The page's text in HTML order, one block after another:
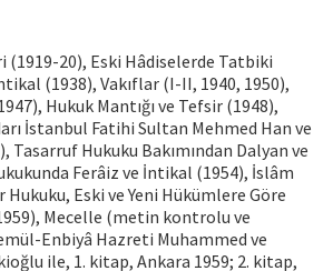
(1919-20), Eski Hâdiselerde Tatbiki
(1938), Vakıflar (I-II, 1940, 1950),
Hukuk Mantığı ve Tefsir (1948),
İstanbul Fatihi Sultan Mehmed Han ve
Tasarruf Hukuku Bakımından Dalyan ve
Ferâiz ve İntikal (1954), İslâm
Hukuku, Eski ve Yeni Hükümlere Göre
Mecelle (metin kontrolu ve
Enbiyâ Hazreti Muhammed ve
ile, 1. kitap, Ankara 1959; 2. kitap,